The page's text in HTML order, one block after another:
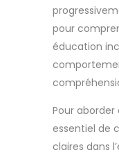
pour
éducation
Pour
essentiel de
claires dans